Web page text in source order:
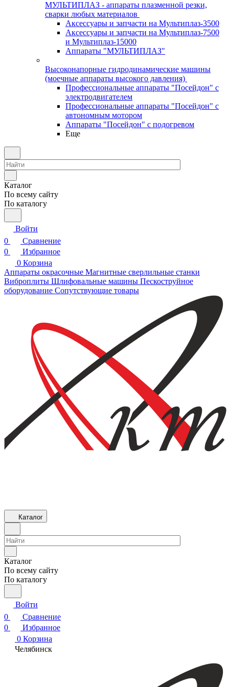
МУЛЬТИПЛАЗ - аппараты плазменной резки,
сварки любых материалов
Аксессуары и запчасти на Мультиплаз-3500
Аксессуары и запчасти на Мультиплаз-7500
и Мультиплаз-15000
Аппараты "МУЛЬТИПЛАЗ"
Высоконапорные гидродинамические машины
(моечные аппараты высокого давления)
Профессиональные аппараты "Посейдон" с
электродвигателем
Профессиональные аппараты "Посейдон" с
автономным мотором
Аппараты "Посейдон" с подогревом
Еще
Каталог
По всему сайту
По каталогу
Войти
0
Сравнение
0
Избранное
0 Корзина
Аппараты окрасочные Магнитные сверлильные станки
Виброплиты Шлифовальные машины Пескоструйное
оборудование Сопутствующие товары
Каталог
Каталог
По всему сайту
По каталогу
Войти
0
Сравнение
0
Избранное
0 Корзина
Челябинск